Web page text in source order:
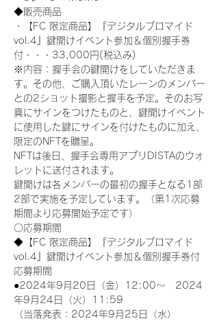
◆販売商品
・【FC 限定商品】『デジタルブロマイド
vol.4』鍵開けイベント参加＆個別握手券
付・・・33,000円(税込み)
※内容：握手会の鍵開けをしていただきま
す。その他、ご購入頂いたレーンのメンバー
との2ショット撮影と握手を予定。そのお写
真にサインをつけたものと、鍵開けイベント
に使用した鍵にサインを付けたものに加え、
限定のNFTを贈呈。
NFTは後日、握手会専用アプリDISTAのウォ
レットに送付されます。
鍵開けは各メンバーの最初の握手となる1部
2部で実施を予定しています。（第1次応募
期間より応募開始予定です）
〇応募期間
◆【FC 限定商品】『デジタルブロマイド
vol.4』鍵開けイベント参加＆個別握手券付
応募期間
●2024年9月20日（金）12:00～　2024
年9月24日（火）11:59
（当落発表：2024年9月25日（水）